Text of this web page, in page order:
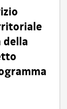
della